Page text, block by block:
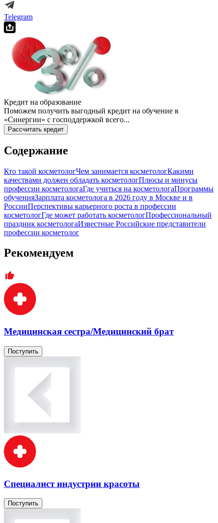
Telegram
Кредит на образование
Поможем получить выгодный кредит на обучение в
«Синергии» с господдержкой всего...
Рассчитать кредит
Содержание
Кто такой косметологЧем занимается косметологКакими
качествами должен обладать косметологПлюсы и минусы
профессии косметологаГде учиться на косметологаПрограммы
обученияЗарплата косметолога в 2026 году в Москве и в
РоссииПерспективы карьерного роста в профессии
косметологГде может работать косметологПрофессиональный
праздник косметологаИзвестные Российские представители
профессии косметолог
Рекомендуем
Медицинская сестра/Медицинский брат
Поступить
Специалист индустрии красоты
Поступить